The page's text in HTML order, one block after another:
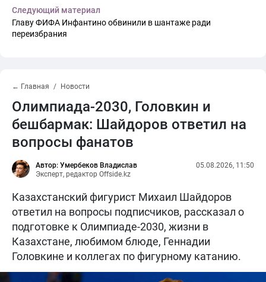
Следующий материал
Главу ФИФА Инфантино обвинили в шантаже ради
переизбрания
← Главная Новости
Олимпиада-2030, Головкин и
бешбармак: Шайдоров ответил на
вопросы фанатов
Автор: Умербеков Владислав
Эксперт, редактор Offside.kz
05.08.2026, 11:50
Казахстанский фигурист Михаил Шайдоров
ответил на вопросы подписчиков, рассказал о
подготовке к Олимпиаде-2030, жизни в
Казахстане, любимом блюде, Геннадии
Головкине и коллегах по фигурному катанию.